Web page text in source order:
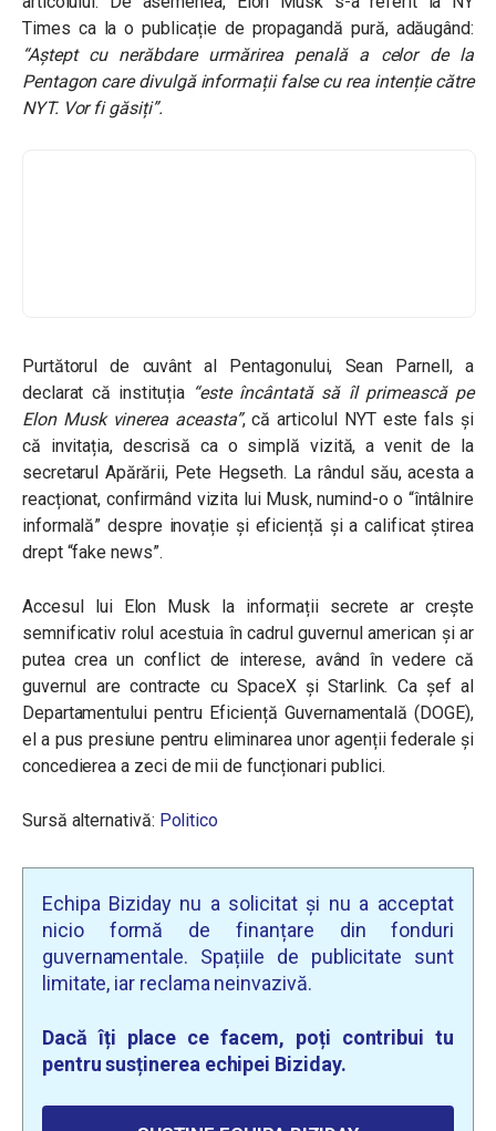
Times ca la o publicație de propagandă pură, adăugând:
“Aștept cu nerăbdare urmărirea penală a celor de la
Pentagon care divulgă informații false cu rea intenție către
NYT. Vor fi găsiți”.
Purtătorul de cuvânt al Pentagonului, Sean Parnell, a
declarat că instituția“este încântată să îl primească pe
Elon Musk vinerea aceasta”,că articolul NYT este fals și
că invitația, descrisă ca o simplă vizită, a venit de la
secretarul Apărării, Pete Hegseth. La rândul său, acesta a
reacționat, confirmând vizita lui Musk, numind-o o “întâlnire
informală” despre inovație și eficiență și a calificat știrea
drept “fake news”.
Accesul lui Elon Musk la informații secrete ar crește
semnificativ rolul acestuia în cadrul guvernul american și ar
putea crea un conflict de interese, având în vedere că
guvernul are contracte cu SpaceX și Starlink. Ca șef al
Departamentului pentru Eficiență Guvernamentală (DOGE),
el a pus presiune pentru eliminarea unor agenții federale și
concedierea a zeci de mii de funcționari publici.
Sursă alternativă: Politico
Echipa Biziday nu a solicitat și nu a acceptat
nicio formă de finanțare din fonduri
guvernamentale. Spațiile de publicitate sunt
limitate, iar reclama neinvazivă.
Dacă îți place ce facem, poți contribui tu
pentru susținerea echipei Biziday.